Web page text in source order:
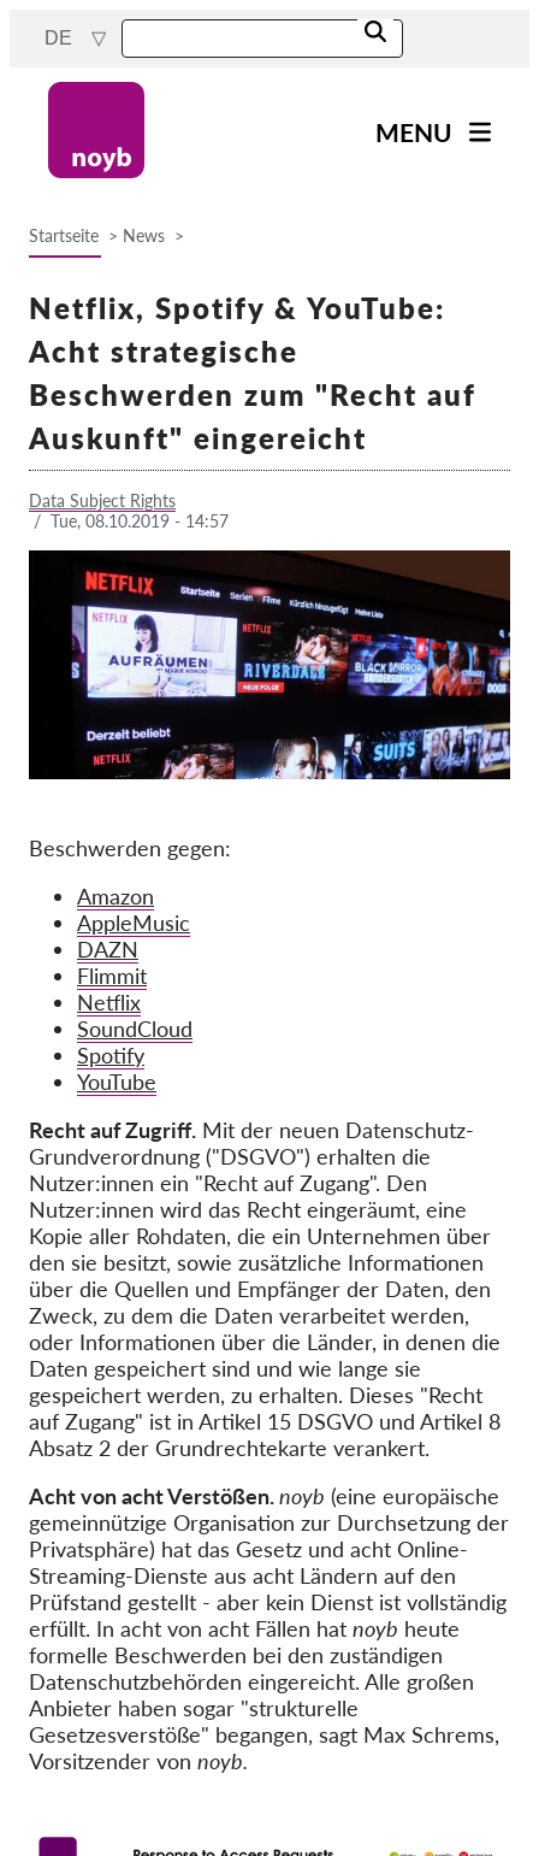
content
DE
MENU
Fälle nach Projekten
Jetzt Unterstützen!
Mitgliedschaft
Spenden
Sponsoring
Member Login
Medien
Kontakt
GDPRhub
Startseite News
Netflix, Spotify & YouTube:
Acht strategische
Beschwerden zum "Recht auf
Auskunft" eingereicht
Data Subject Rights
/ Tue, 08.10.2019 - 14:57
Beschwerden gegen:
Amazon
AppleMusic
DAZN
Flimmit
Netflix
SoundCloud
Spotify
YouTube
Recht auf Zugriff. Mit der neuen Datenschutz-
Grundverordnung ("DSGVO") erhalten die
Nutzer:innen ein "Recht auf Zugang". Den
Nutzer:innen wird das Recht eingeräumt, eine
Kopie aller Rohdaten, die ein Unternehmen über
den sie besitzt, sowie zusätzliche Informationen
über die Quellen und Empfänger der Daten, den
Zweck, zu dem die Daten verarbeitet werden,
oder Informationen über die Länder, in denen die
Daten gespeichert sind und wie lange sie
gespeichert werden, zu erhalten. Dieses "Recht
auf Zugang" ist in Artikel 15 DSGVO und Artikel 8
Absatz 2 der Grundrechtekarte verankert.
Acht von acht Verstößen.noyb (eine europäische
gemeinnützige Organisation zur Durchsetzung der
Privatsphäre) hat das Gesetz und acht Online-
Streaming-Dienste aus acht Ländern auf den
Prüfstand gestellt - aber kein Dienst ist vollständig
erfüllt. In acht von acht Fällen hat noyb heute
formelle Beschwerden bei den zuständigen
Datenschutzbehörden eingereicht. Alle großen
Anbieter haben sogar "strukturelle
Gesetzesverstöße" begangen, sagt Max Schrems,
Vorsitzender von noyb.